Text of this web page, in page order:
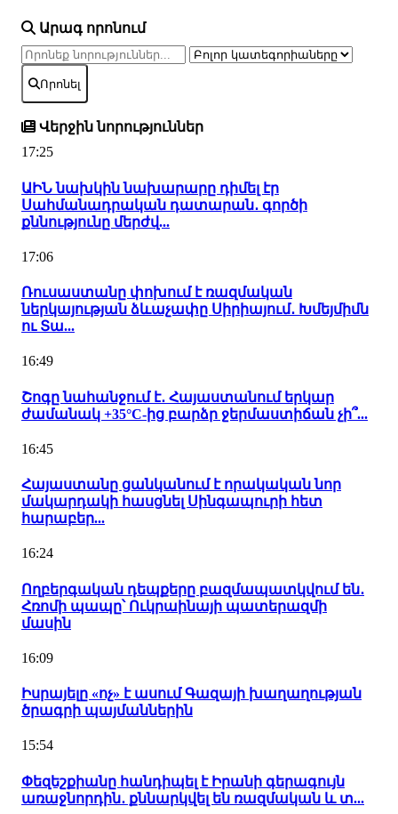
Արագ որոնում
Որոնել
Վերջին նորություններ
17:25
ԱԻՆ նախկին նախարարը դիմել էր
Սահմանադրական դատարան․ գործի
քննությունը մերժվ...
17:06
Ռուսաստանը փոխում է ռազմական
ներկայության ձևաչափը Սիրիայում․ Խմեյմիմն
ու Տա...
16:49
Շոգը նահանջում է․ Հայաստանում երկար
ժամանակ +35°C-ից բարձր ջերմաստիճան չի՞...
16:45
Հայաստանը ցանկանում է որակական նոր
մակարդակի հասցնել Սինգապուրի հետ
հարաբեր...
16:24
Ողբերգական դեպքերը բազմապատկվում են․
Հռոմի պապը՝ Ուկրաինայի պատերազմի
մասին
16:09
Իսրայելը «ոչ» է ասում Գազայի խաղաղության
ծրագրի պայմաններին
15:54
Փեզեշքիանը հանդիպել է Իրանի գերագույն
առաջնորդին․ քննարկվել են ռազմական և տ...